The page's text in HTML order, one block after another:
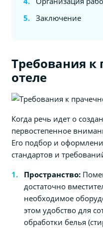
Заключение
Требования к
отеле
Когда речь идет о
первостепенное
Его подбор и
стандартов и
Пространство:
достаточно
необходимое
этом удобство для
обработки белья